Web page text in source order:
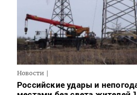
Новости
Российские удары и